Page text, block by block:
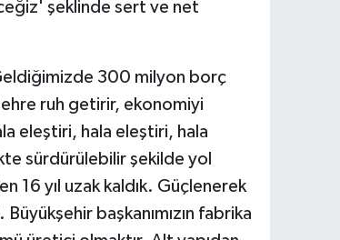
şeklinde sert ve net
300 milyon borç
ruh getirir, ekonomiyi
eleştiri, hala eleştiri, hala
sürdürülebilir şekilde yol
16 yıl uzak kaldık. Güçlenerek
başkanımızın fabrika